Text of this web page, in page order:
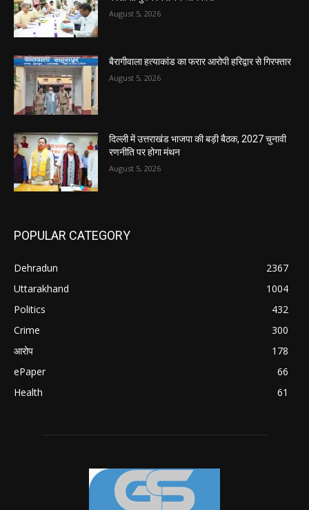
August 5, 2026
बैरागीवाला हत्याकांड का फरार आरोपी हरिद्वार से गिरफ्तार
August 5, 2026
दिल्ली में उत्तराखंड भाजपा की बड़ी बैठक, 2027 चुनावी
रणनीति पर होगा मंथन
August 5, 2026
POPULAR CATEGORY
Dehradun
2367
Uttarakhand
1004
Politics
432
Crime
300
आरोप
178
ePaper
66
Health
61